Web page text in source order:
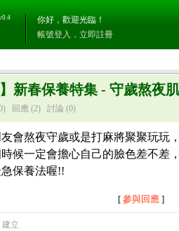
你好，歡迎光臨！
帳號登入 ． 立即註冊
】新春保養特集 - 守歲熬夜
回應 (2) 討論 (0)
會熬夜守歲或是打麻將聚聚玩玩
候一定會擔心自己的臉色差不差
保養法喔!!
[ 參與回應]
建立